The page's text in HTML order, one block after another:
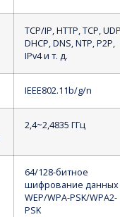
TCP/IP, HTTP, TCP,
DHCP, DNS, NTP, P2P,
IPv4 и т. д.
IEEE802.11b/g/n
2,4~2,4835 ГГц
64/128-битное
шифрование данных
WEP/WPA-PSK/WPA2-
PSK